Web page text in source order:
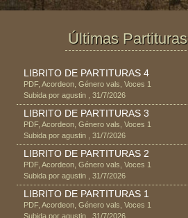
Últimas Partituras
LIBRITO DE PARTITURAS 4
PDF, Acordeon , Género vals , Voces 1
Subida por agustin 31/7/2026
LIBRITO DE PARTITURAS 3
PDF, Acordeon , Género vals , Voces 1
Subida por agustin 31/7/2026
LIBRITO DE PARTITURAS 2
PDF, Acordeon , Género vals , Voces 1
Subida por agustin 31/7/2026
LIBRITO DE PARTITURAS 1
PDF, Acordeon , Género vals , Voces 1
Subida por agustin 31/7/2026